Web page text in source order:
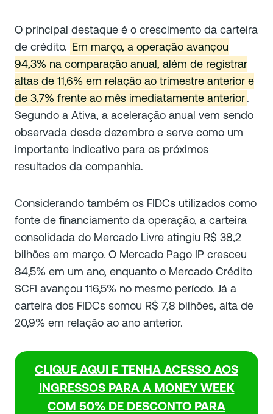
O principal destaque é o crescimento da carteira
de crédito. Em março, a operação avançou
94,3% na comparação anual, além de registrar
altas de 11,6% em relação ao trimestre anterior e
de 3,7% frente ao mês imediatamente anterior.
Segundo a Ativa, a aceleração anual vem sendo
observada desde dezembro e serve como um
importante indicativo para os próximos
resultados da companhia.
Considerando também os FIDCs utilizados como
fonte de financiamento da operação, a carteira
consolidada do Mercado Livre atingiu R$ 38,2
bilhões em março. O Mercado Pago IP cresceu
84,5% em um ano, enquanto o Mercado Crédito
SCFI avançou 116,5% no mesmo período. Já a
carteira dos FIDCs somou R$ 7,8 bilhões, alta de
20,9% em relação ao ano anterior.
CLIQUE AQUI E TENHA ACESSO AOS
INGRESSOS PARA A MONEY WEEK
COM 50% DE DESCONTO PARA